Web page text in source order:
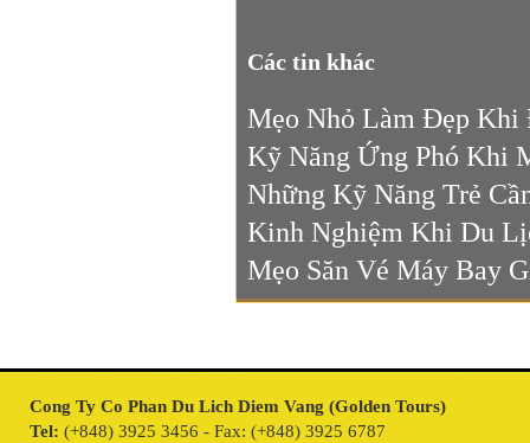
Các tin khác
Mẹo Nhỏ Làm Đẹp
Kỹ Năng Ứng Phó Khi
Những Kỹ Năng Trẻ
Kinh Nghiệm Khi Du
Mẹo Săn Vé Máy Bay
Cong Ty Co Phan Du Lich Diem Vang (Golden Tours)
Tel: (+848) 3925 3456 - Fax: (+848) 3925 6787